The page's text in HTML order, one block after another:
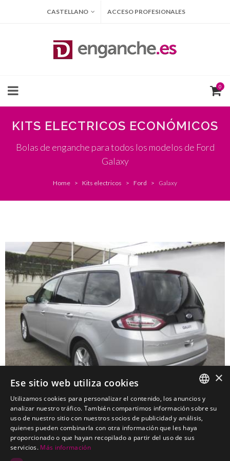
CASTELLANO ACCESO PROFESIONALES
0
KITS ELECTRICOS ECONÓMICOS
Bolas de enganche para todos los modelos de Ford
Galaxy
Home Kits electricos Ford Galaxy
FORD Galaxy Monovolumen
Kits electricos económicos para FORD Galaxy Monovolumen
SPANISH
PORTUGUESE
×
Ese sitio web utiliza cookies
Utilizamos cookies para personalizar el contenido, los anuncios y
analizar nuestro tráfico. También compartimos información sobre su
uso de nuestro sitio con nuestros socios de publicidad y análisis,
quienes pueden combinarla con otra información que les haya
proporcionado o que hayan recopilado a partir del uso de sus
servicios. Más información